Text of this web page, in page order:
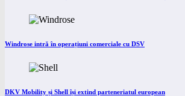
Windrose intră în operațiuni comerciale cu DSV
DKV Mobility și Shell își extind parteneriatul european